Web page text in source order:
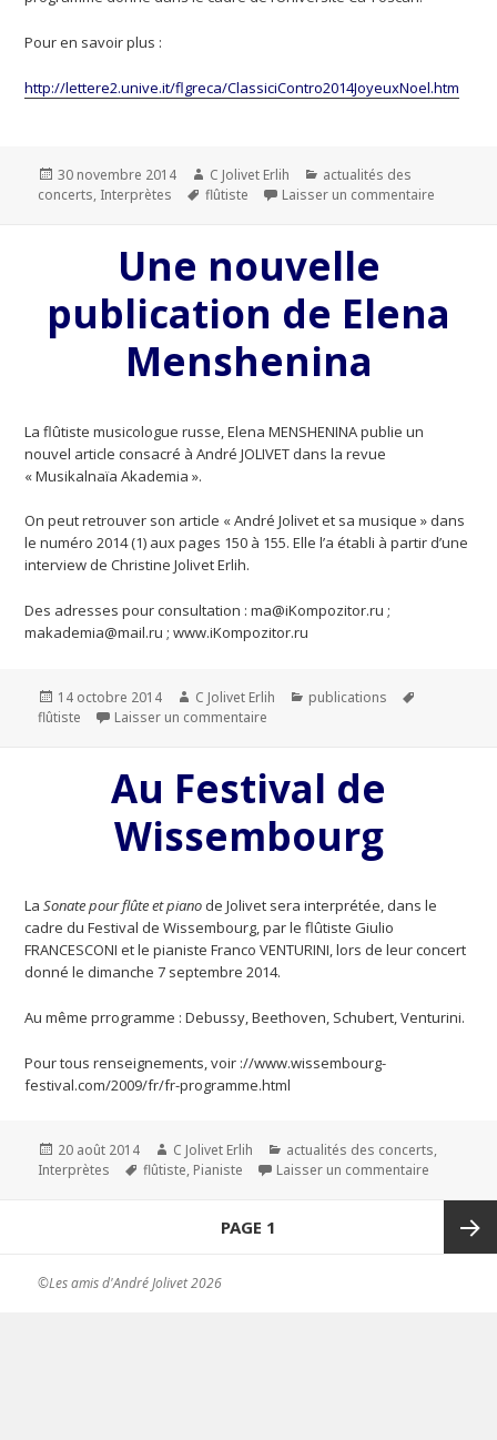
Pour en savoir plus :
http://lettere2.unive.it/flgreca/ClassiciContro2014JoyeuxNoel.htm
Publié
le
30 novembre 2014 Auteur
C Jolivet Erlih Catégories
actualités des
concerts, Interprètes
Mots-
flûtiste Laisser un commentaire
Une nouvelle
publication de Elena
Menshenina
La flûtiste musicologue russe, Elena MENSHENINA publie un
nouvel article consacré à André JOLIVET dans la revue
« Musikalnaïa Akademia ».
On peut retrouver son article « André Jolivet et sa musique » dans
le numéro 2014 (1) aux pages 150 à 155. Elle l’a établi à partir d’une
interview de Christine Jolivet Erlih.
Des adresses pour consultation : ma@iKompozitor.ru ;
makademia@mail.ru ; www.iKompozitor.ru
Publié
le
14 octobre 2014 Auteur
C Jolivet Erlih Catégories
publications
flûtiste Laisser un commentaire
Au Festival de
Wissembourg
LaSonate pour flûte et piano de Jolivet sera interprétée, dans le
cadre du Festival de Wissembourg, par le flûtiste Giulio
FRANCESCONI et le pianiste Franco VENTURINI, lors de leur concert
donné le dimanche 7 septembre 2014.
Au même prrogramme : Debussy, Beethoven, Schubert, Venturini.
Pour tous renseignements, voir ://www.wissembourg-
festival.com/2009/fr/fr-programme.html
Publié
le
20 août 2014 Auteur
C Jolivet Erlih Catégories
actualités des concerts,
Interprètes
Mots-
flûtiste, Pianiste Laisser un commentaire
PAGE 1
©Les amis d'André Jolivet 2026